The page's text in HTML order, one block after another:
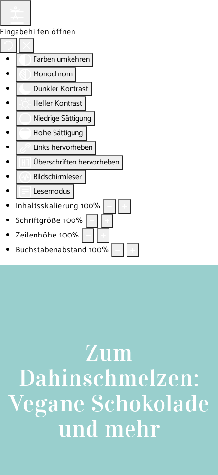
Eingabehilfen öffnen
Farben umkehren
Monochrom
Dunkler Kontrast
Heller Kontrast
Niedrige Sättigung
Hohe Sättigung
Links hervorheben
Überschriften hervorheben
Bildschirmleser
Lesemodus
Inhaltsskalierung 100%
Schriftgröße 100%
Zeilenhöhe 100%
Buchstabenabstand 100%
Zum
Dahinschmelzen:
Vegane Schokolade
und mehr